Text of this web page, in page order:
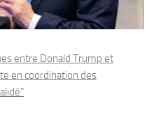
entre Donald Trump et
en coordination des